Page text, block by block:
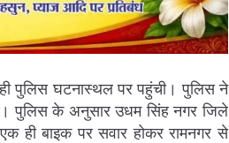
पुलिस घटनास्थल पर पहुंची। पुलिस ने
पुलिस के अनुसार उधम सिंह नगर जिले
ही बाइक पर सवार होकर रामनगर से